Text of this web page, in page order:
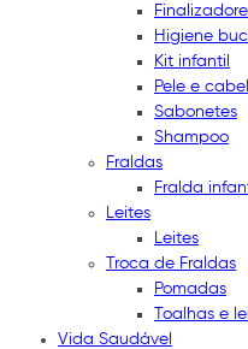
Higiene
Kit infantil
Pele e
Sabonetes
Shampoo
Fraldas
Fralda
Leites
Leites
Troca de Fraldas
Pomadas
Toalhas e
Vida Saudável